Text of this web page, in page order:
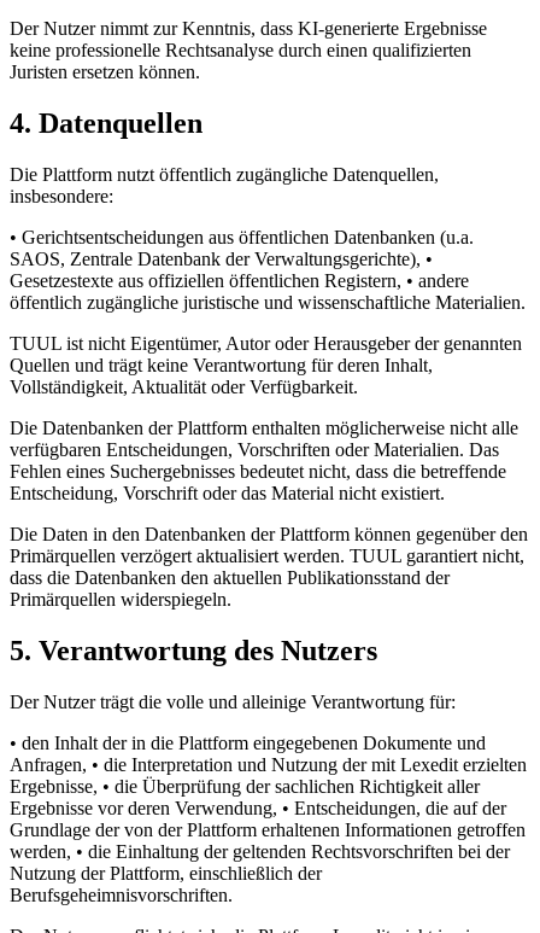
Der Nutzer nimmt zur Kenntnis, dass KI-generierte Ergebnisse
keine professionelle Rechtsanalyse durch einen qualifizierten
Juristen ersetzen können.
4. Datenquellen
Die Plattform nutzt öffentlich zugängliche Datenquellen,
insbesondere:
• Gerichtsentscheidungen aus öffentlichen Datenbanken (u.a.
SAOS, Zentrale Datenbank der Verwaltungsgerichte), •
Gesetzestexte aus offiziellen öffentlichen Registern, • andere
öffentlich zugängliche juristische und wissenschaftliche Materialien.
TUUL ist nicht Eigentümer, Autor oder Herausgeber der genannten
Quellen und trägt keine Verantwortung für deren Inhalt,
Vollständigkeit, Aktualität oder Verfügbarkeit.
Die Datenbanken der Plattform enthalten möglicherweise nicht alle
verfügbaren Entscheidungen, Vorschriften oder Materialien. Das
Fehlen eines Suchergebnisses bedeutet nicht, dass die betreffende
Entscheidung, Vorschrift oder das Material nicht existiert.
Die Daten in den Datenbanken der Plattform können gegenüber den
Primärquellen verzögert aktualisiert werden. TUUL garantiert nicht,
dass die Datenbanken den aktuellen Publikationsstand der
Primärquellen widerspiegeln.
5. Verantwortung des Nutzers
Der Nutzer trägt die volle und alleinige Verantwortung für:
• den Inhalt der in die Plattform eingegebenen Dokumente und
Anfragen, • die Interpretation und Nutzung der mit Lexedit erzielten
Ergebnisse, • die Überprüfung der sachlichen Richtigkeit aller
Ergebnisse vor deren Verwendung, • Entscheidungen, die auf der
Grundlage der von der Plattform erhaltenen Informationen getroffen
werden, • die Einhaltung der geltenden Rechtsvorschriften bei der
Nutzung der Plattform, einschließlich der
Berufsgeheimnisvorschriften.